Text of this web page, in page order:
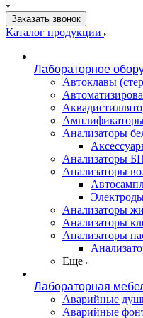
Заказать звонок
Каталог продукции
Лабораторное
Автоклавы
Анализаторы
Анализаторы
Анализаторы
Анализаторы
Анализаторы
Анализаторы
Еще
Лабораторная
Аварийные
Аварийные